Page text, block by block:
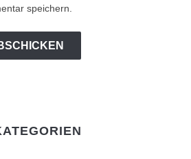
speichern.